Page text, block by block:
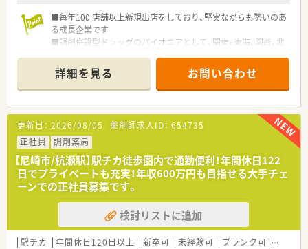
■毎年100 店舗以上新規出店をしており、堅実ながらも勢いのあ
る成長企業です
■調剤併設型ドラッグのパイオニアとして、関東、東海、関西、北
■研修制度は様々なプランがあり、集合研修だけでなく任意で受
講可能な研修も幅広く用意されています
■店舗で活躍する従業員、社外で活躍する従業員、将来経営幹部
となる従業員など、薬剤師として様々な活躍ができるフィールド
を用意されています
■総合薬剤師・調剤薬剤師（土日休み・19時までの勤務）どちらか
の働き方を選択できます
■調剤併設型だけでなく「医療モール・クリニック併設店舗」「敷
地内薬局」「訪問調剤特化型店舗」など様々な店舗を運営してい
ます
■在宅医療にも積極的取り組んでおり「訪問調剤特化型店舗」を
50店舗以上、無菌調剤室は業界最多の51店舗設置しています
■「プラチナくるみん認定企業」「健康経営優良法人2023（大規模
法人部門）認定」等を取得し一人ひとりが働きやすい環境が整備
されています
詳細を見る お問い合わせ
更新日： 2026/08/05 薬剤師求人ID： 654735
正社員
調剤薬局
【尼崎市/杭瀬駅】駅チカ徒歩圏内で通勤便利！年間休日122
日でプライベートも充実！年収600万円も目指せる大手チェ
ーンでの正社員募集です。
検討リストに追加
駅チカ 年間休日120日以上 新卒可 未経験可 ブランク可 高給与